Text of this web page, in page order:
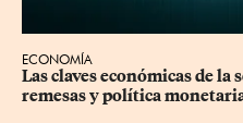
ECONOMÍA
Las claves económicas de la
remesas y política